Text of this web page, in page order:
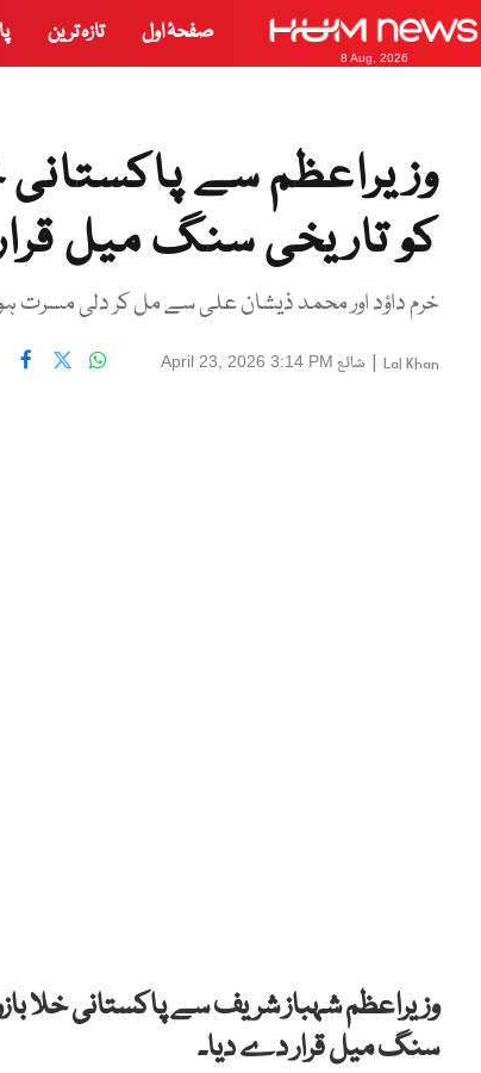
8 Aug, 2026
صفحۂ اول تازہ ترین
وزیراعظم سے
کو تاریخی سنگ میل
خرم داؤد اور محمد ذیشان علی سے مل کر دلی مسرت
Lal Khan
| شائع April 23, 2026 3:14 PM
وزیراعظم شہباز شریف سے پاکستانی خلا
سنگ میل قرار دے دیا۔